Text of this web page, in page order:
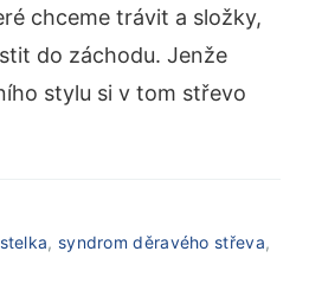
chceme trávit a složky,
do záchodu. Jenže
stylu si v tom střevo
, syndrom děravého střeva,